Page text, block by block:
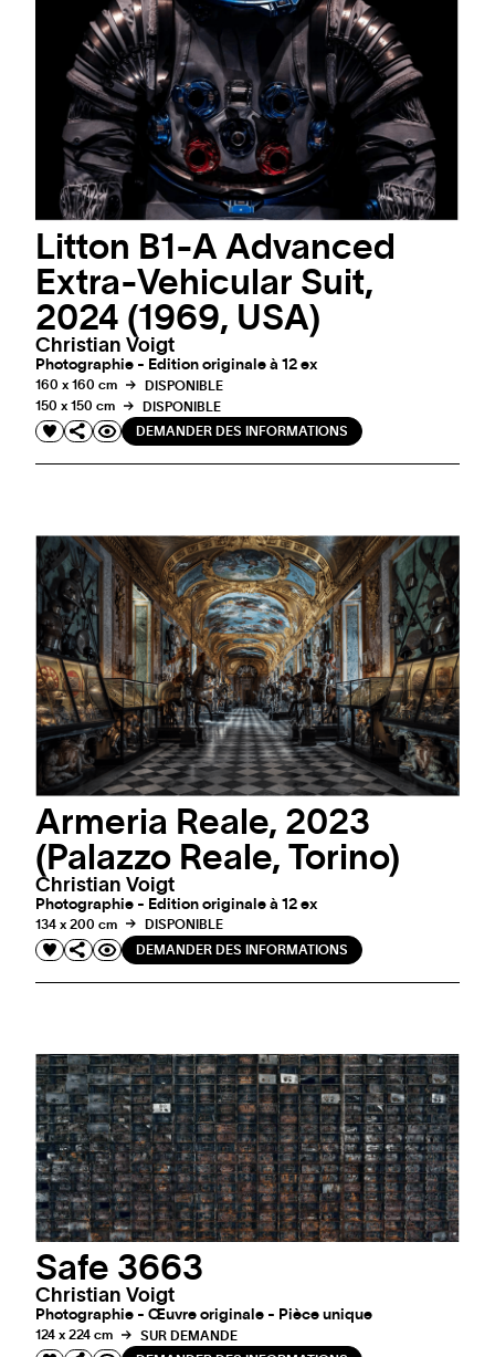
Litton B1-A Advanced
Extra-Vehicular Suit,
2024 (1969, USA)
Christian Voigt
Photographie - Edition originale à 12 ex
160 x 160 cm
DISPONIBLE
150 x 150 cm
DISPONIBLE
DEMANDER DES INFORMATIONS
Armeria Reale, 2023
(Palazzo Reale, Torino)
Christian Voigt
Photographie - Edition originale à 12 ex
134 x 200 cm
DISPONIBLE
DEMANDER DES INFORMATIONS
Safe 3663
Christian Voigt
Photographie - Œuvre originale - Pièce unique
124 x 224 cm
SUR DEMANDE